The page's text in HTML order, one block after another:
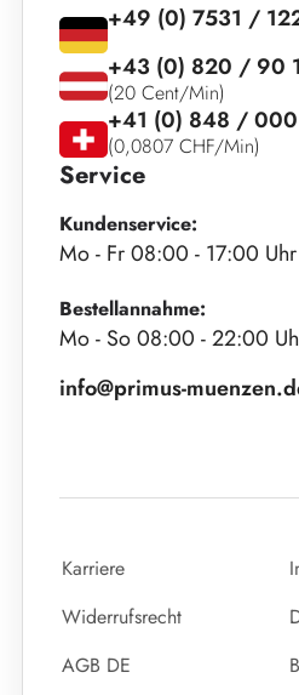
Service
Kundenservice:
Mo - Fr 08:00 - 17:00 Uhr
Bestellannahme:
Mo - So 08:00 - 22:00
info@primus-
+49 (0) 7531 /
+43 (0) 820 / 90
(20 Cent/Min)
+41 (0) 848 /
(0,0807 CHF/Min)
Karriere
Widerrufsrecht
AGB DE